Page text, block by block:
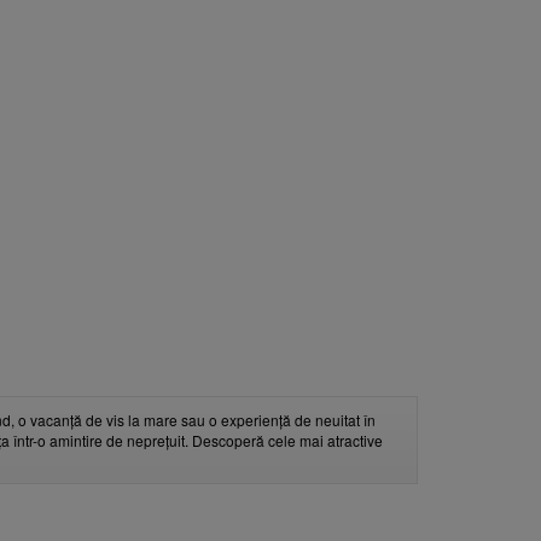
o vacanță de vis la mare sau o experiență de neuitat în
într-o amintire de neprețuit. Descoperă cele mai atractive